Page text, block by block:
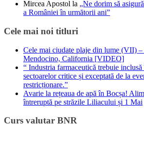
Mircea Apostol la „Ne dorim să
a României în următorii ani”
Cele mai noi titluri
Cele mai ciudate plaje din lume (VII)
Mendocino, California [VIDEO]
“ Industria farmaceutică trebuie inclusă
sectoarelor critice și exceptată de la
restricționare.”
Avarie la rețeaua de apă în Bocșa!
întreruptă pe străzile Liliacului și 1 Mai
Curs valutar BNR